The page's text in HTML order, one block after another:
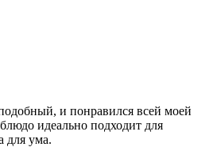
и понравился всей моей
идеально подходит для
для ума.